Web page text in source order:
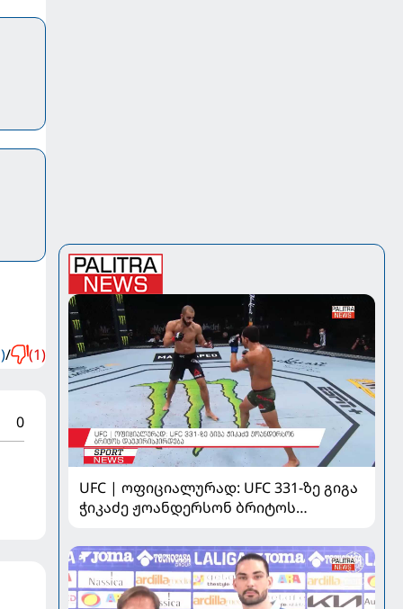
/ (1)
0
UFC | ოფიციალურად: UFC 331-ზე გიგა
ჭიკაძე ჟოანდერსონ ბრიტოს